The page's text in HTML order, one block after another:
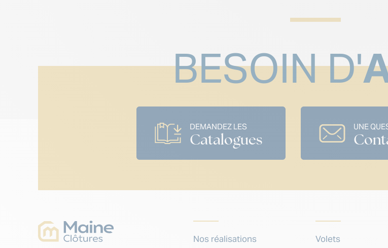
BESOIN D'
DEMANDEZ LES
Catalogues
UNE
Nos réalisations
Volets